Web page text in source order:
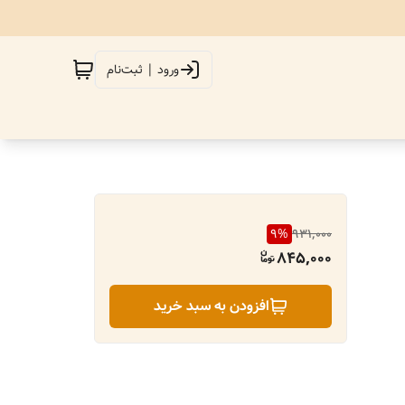
ورود | ثبت‌نام
931,000
9%
845,000
افزودن به سبد خرید